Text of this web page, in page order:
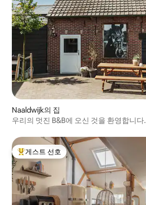
Naaldwijk의 집
우리의 멋진 B&B에 오신 것을 환영합니다.
상위 게스트 선호
게스트 선호